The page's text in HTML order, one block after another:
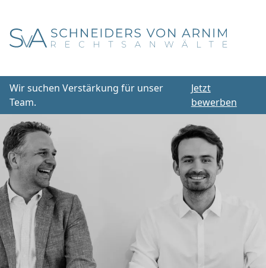
Wir suchen Verstärkung für unser
Team.
Jetzt
bewerben